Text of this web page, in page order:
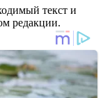
текст и
редакции.